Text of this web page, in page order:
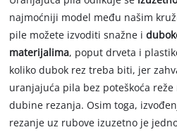
najmoćniji model među našim
pile možete izvoditi snažne i
materijalima, poput drveta i
koliko dubok rez treba biti, jer
uranjajuća pila bez poteškoća
dubine rezanja. Osim toga,
rezanje uz rubove izuzetno je